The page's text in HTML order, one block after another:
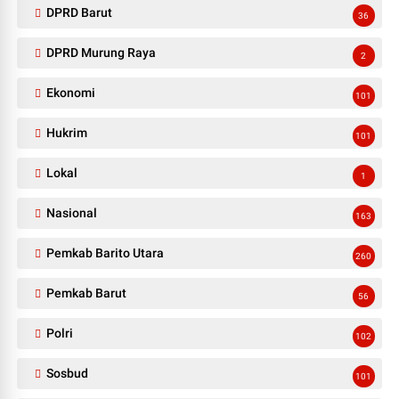
DPRD Barut 36
DPRD Murung Raya 2
Ekonomi 101
Hukrim 101
Lokal 1
Nasional 163
Pemkab Barito Utara 260
Pemkab Barut 56
Polri 102
Sosbud 101